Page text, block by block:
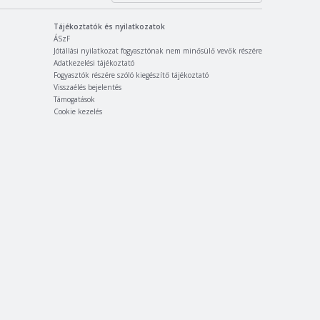
Tájékoztatók és nyilatkozatok
ÁSzF
Jótállási nyilatkozat fogyasztónak nem minősülő vevők részére
Adatkezelési tájékoztató
Fogyasztók részére szóló kiegészítő tájékoztató
Visszaélés bejelentés
Támogatások
Cookie kezelés